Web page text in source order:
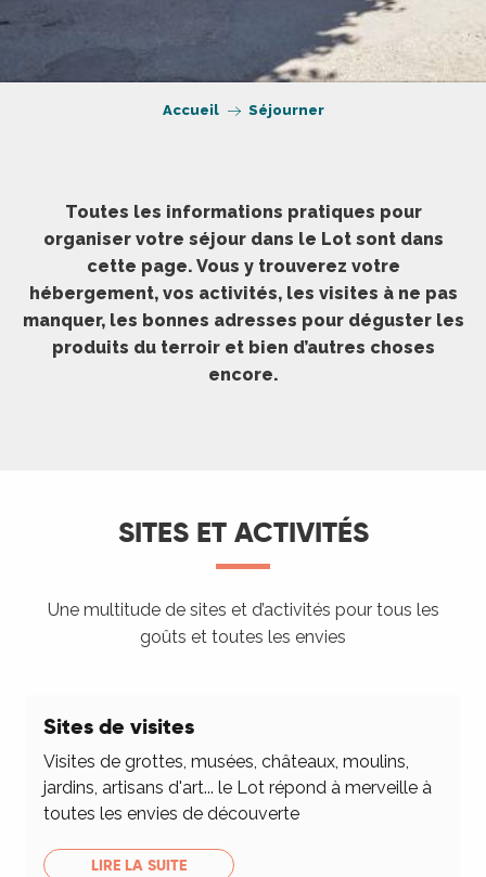
Accueil Séjourner
Toutes les informations pratiques pour
organiser votre séjour dans le Lot sont dans
cette page. Vous y trouverez votre
hébergement, vos activités, les visites à ne pas
manquer, les bonnes adresses pour déguster les
produits du terroir et bien d’autres choses
encore.
SITES ET ACTIVITÉS
Une multitude de sites et d’activités pour tous les
goûts et toutes les envies
Sites de visites
Visites de grottes, musées, châteaux, moulins,
jardins, artisans d'art... le Lot répond à merveille à
toutes les envies de découverte
LIRE LA SUITE